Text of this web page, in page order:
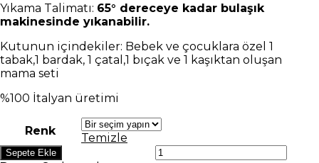
Yıkama Talimatı: 65° dereceye kadar bulaşık
makinesinde yıkanabilir.
Kutunun içindekiler: Bebek ve çocuklara özel 1
tabak,1 bardak, 1 çatal,1 bıçak ve 1 kaşıktan oluşan
mama seti
%100 İtalyan üretimi
Renk
Temizle
TREBIMBI
Sepete Ekle